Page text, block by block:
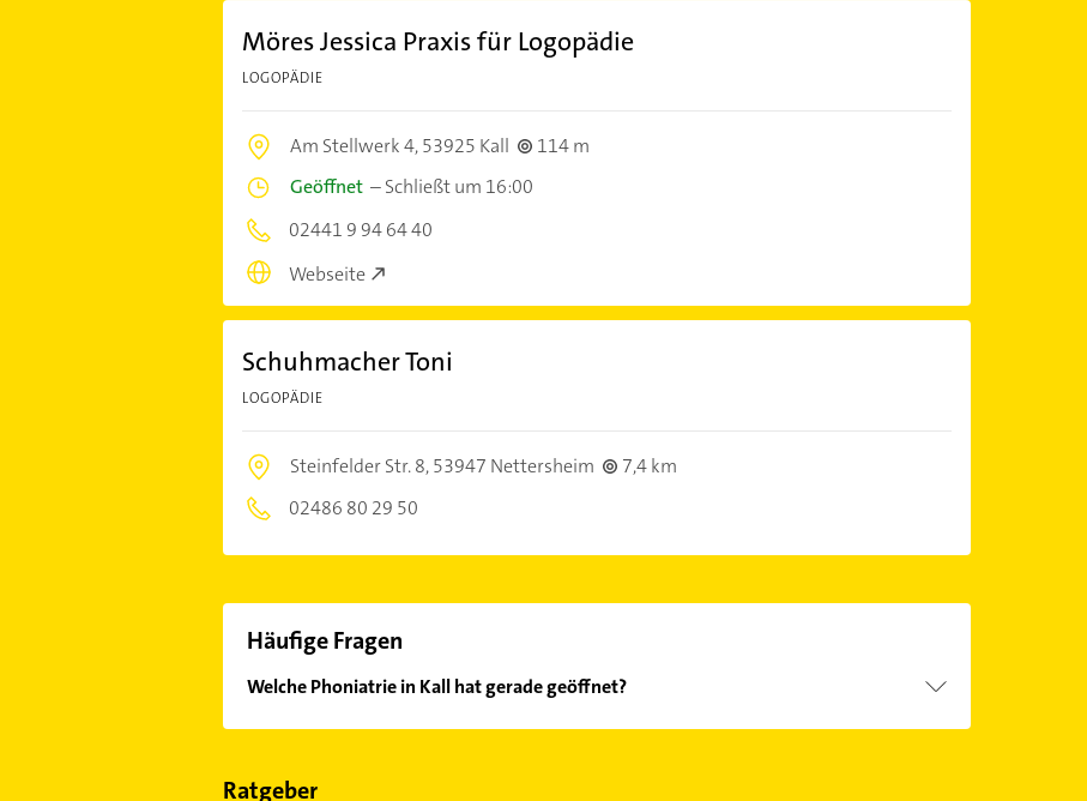
Möres Jessica Praxis für Logopädie
LOGOPÄDIE
Am Stellwerk 4,53925 Kall
114 m
Geöffnet–Schließt um 16:00
02441 9 94 64 40
Webseite
Schuhmacher Toni
LOGOPÄDIE
Steinfelder Str. 8,53947 Nettersheim
7,4 km
02486 80 29 50
Häufige Fragen
Welche Phoniatrie in Kall hat gerade geöffnet?
Im Anbieter-Bereich finden Sie alleÖffnungszeiten. Bitte beachten Sie, dass diese an
Ratgeber